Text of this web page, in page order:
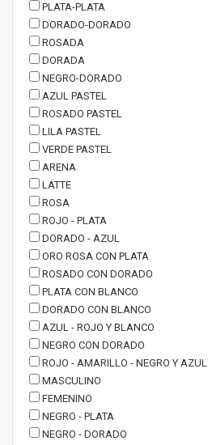
PLATA-PLATA
DORADO-DORADO
ROSADA
DORADA
NEGRO-DORADO
AZUL PASTEL
ROSADO PASTEL
LILA PASTEL
VERDE PASTEL
ARENA
LATTE
ROSA
ROJO - PLATA
DORADO - AZUL
ORO ROSA CON PLATA
ROSADO CON DORADO
PLATA CON BLANCO
DORADO CON BLANCO
AZUL - ROJO Y BLANCO
NEGRO CON DORADO
ROJO - AMARILLO - NEGRO Y AZUL
MASCULINO
FEMENINO
NEGRO - PLATA
NEGRO - DORADO